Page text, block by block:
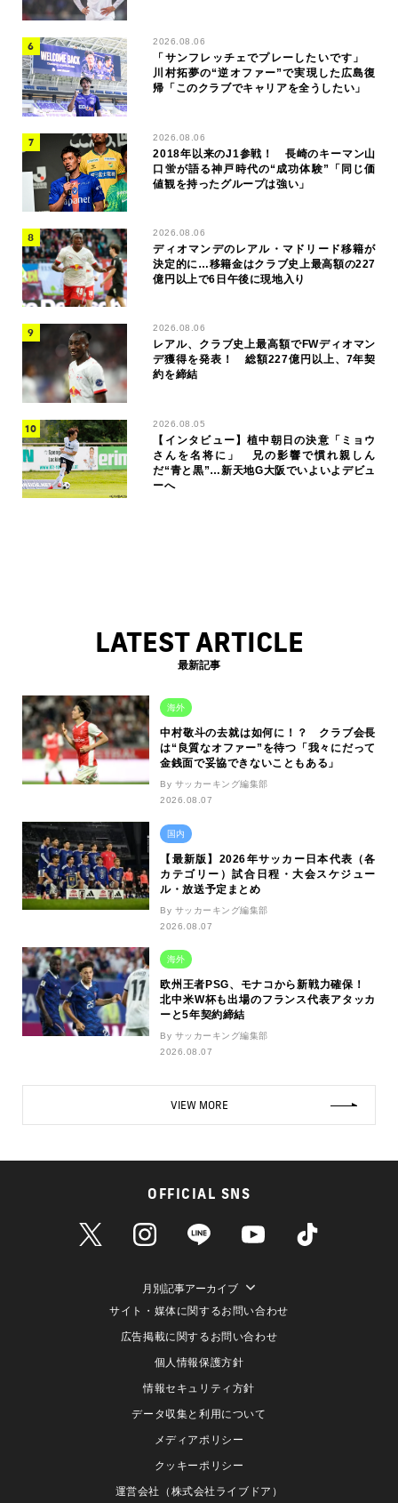
2026.08.06
「サンフレッチェでプレーしたいです」
川村拓夢の“逆オファー”で実現した広島復
帰「このクラブでキャリアを全うしたい」
2026.08.06
2018年以来のJ1参戦！ 長崎のキーマン山
口蛍が語る神戸時代の“成功体験”「同じ価
値観を持ったグループは強い」
2026.08.06
ディオマンデのレアル・マドリード移籍が
決定的に…移籍金はクラブ史上最高額の227
億円以上で6日午後に現地入り
2026.08.06
レアル、クラブ史上最高額でFWディオマン
デ獲得を発表！ 総額227億円以上、7年契
約を締結
2026.08.05
【インタビュー】植中朝日の決意「ミョウ
さんを名将に」 兄の影響で慣れ親しん
だ“青と黒”…新天地G大阪でいよいよデビュ
ーへ
LATEST ARTICLE
最新記事
海外
中村敬斗の去就は如何に！？ クラブ会長
は“良質なオファー”を待つ「我々にだって
金銭面で妥協できないこともある」
By サッカーキング編集部
2026.08.07
国内
【最新版】2026年サッカー日本代表（各
カテゴリー）試合日程・大会スケジュー
ル・放送予定まとめ
By サッカーキング編集部
2026.08.07
海外
欧州王者PSG、モナコから新戦力確保！
北中米W杯も出場のフランス代表アタッカ
ーと5年契約締結
By サッカーキング編集部
2026.08.07
VIEW MORE
OFFICIAL SNS
月別記事アーカイブ
サイト・媒体に関するお問い合わせ
広告掲載に関するお問い合わせ
個人情報保護方針
情報セキュリティ方針
データ収集と利用について
メディアポリシー
クッキーポリシー
運営会社（株式会社ライブドア）